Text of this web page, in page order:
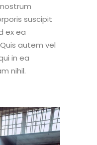
suscipit
ex ea
autem vel
in ea
nihil.